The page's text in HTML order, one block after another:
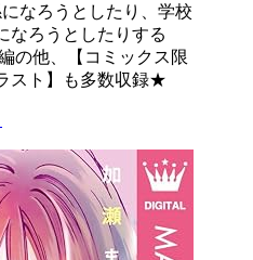
なろうとしたり、学校
なろうとしたりする
の他、【コミックス限
スト】も多数収録★